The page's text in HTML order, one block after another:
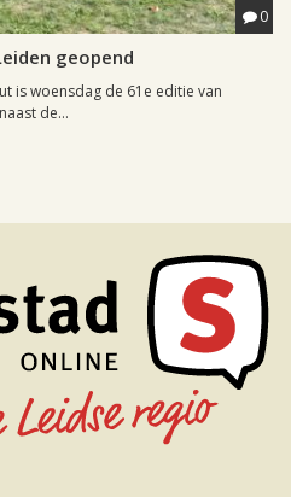
0
geopend
is woensdag de 61e editie van
de...